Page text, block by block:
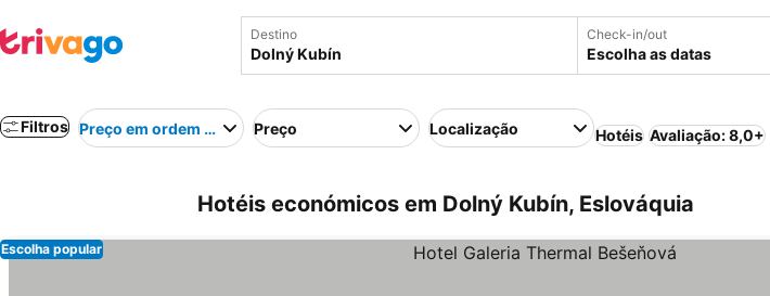
Destino Check-in/out
Escolha as datas
Filtros Preço em ordem crescentePreço Localização Hotéis Avaliação: 8,0+
Hotéis económicos em Dolný Kubín, Eslováquia
Escolha popular